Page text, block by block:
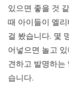
있으면 좋을 것
때 아이들이 엘
걸 봤습니다. 몇
어넣으면 놀고
견하고 발명하는
습니다.